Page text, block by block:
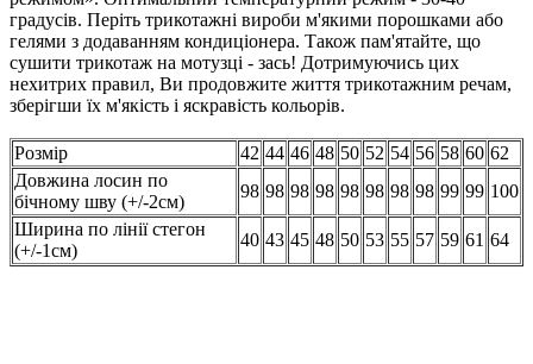
градусів. Періть трикотажні вироби м'якими порошками або
гелями з додаванням кондиціонера. Також пам'ятайте, що
сушити трикотаж на мотузці - зась! Дотримуючись цих
нехитрих правил, Ви продовжите життя трикотажним речам,
зберігши їх м'якість і яскравість кольорів.
Розмір 42 44 46 48 50 52 54 56 58 60 62
Довжина лосин по
бічному шву (+/-2см)
98 98 98 98 98 98 98 98 99 99 100
Ширина по лінії стегон
(+/-1см)
40 43 45 48 50 53 55 57 59 61 64